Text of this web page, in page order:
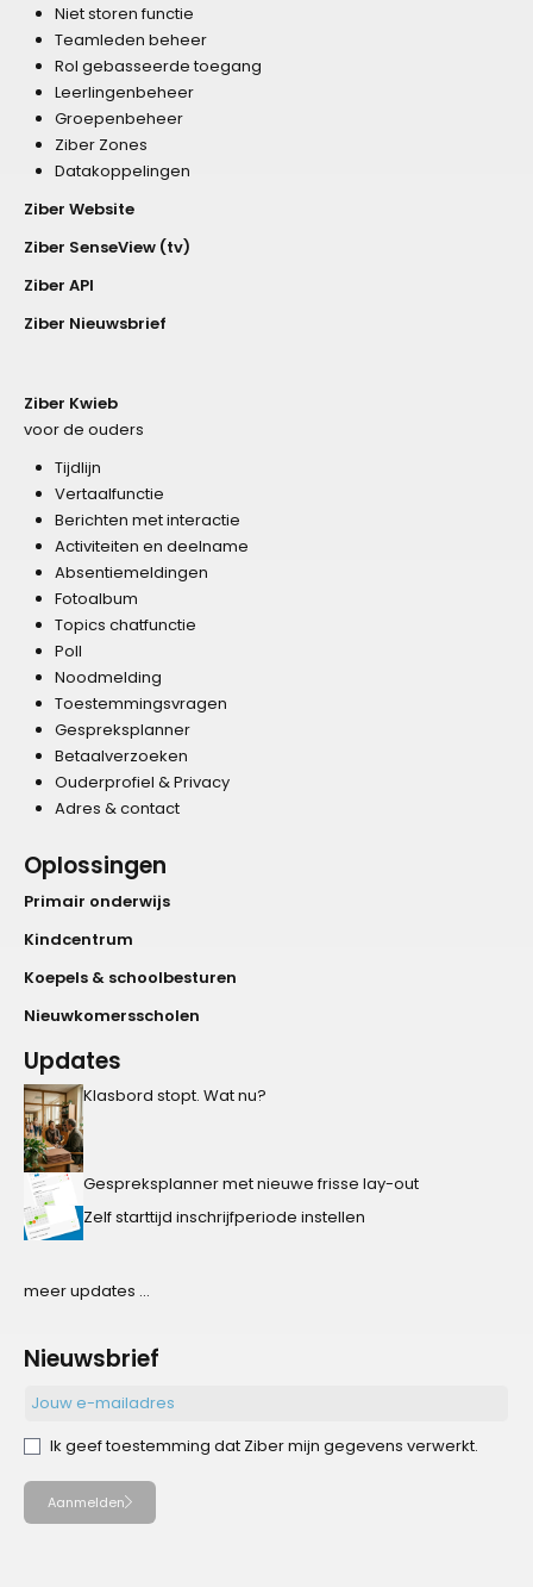
Niet storen functie
Teamleden beheer
Rol gebasseerde toegang
Leerlingenbeheer
Groepenbeheer
Ziber Zones
Datakoppelingen
Ziber Website
Ziber SenseView (tv)
Ziber API
Ziber Nieuwsbrief
Ziber Kwieb
voor de ouders
Tijdlijn
Vertaalfunctie
Berichten met interactie
Activiteiten en deelname
Absentiemeldingen
Fotoalbum
Topics chatfunctie
Poll
Noodmelding
Toestemmingsvragen
Gespreksplanner
Betaalverzoeken
Ouderprofiel & Privacy
Adres & contact
Oplossingen
Primair onderwijs
Kindcentrum
Koepels & schoolbesturen
Nieuwkomersscholen
Updates
Klasbord stopt. Wat nu?
Gespreksplanner met nieuwe frisse lay-out
Zelf starttijd inschrijfperiode instellen
meer updates ...
Nieuwsbrief
Ik geef toestemming dat Ziber mijn gegevens verwerkt.
Aanmelden